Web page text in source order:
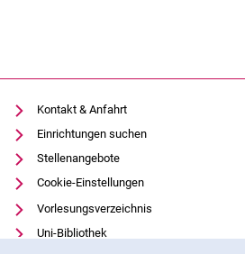
Kontakt & Anfahrt
Einrichtungen suchen
Stellenangebote
Cookie-Einstellungen
Vorlesungsverzeichnis
Uni-Bibliothek